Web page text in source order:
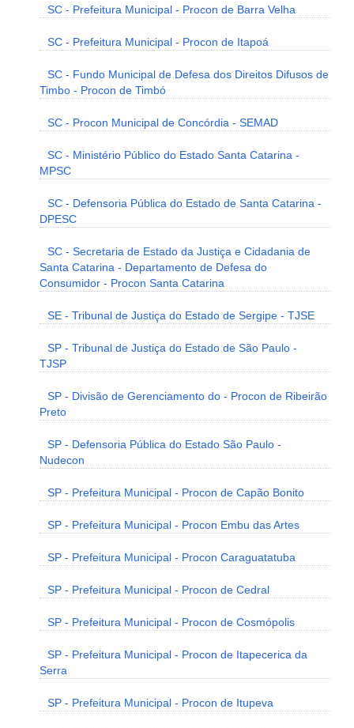
SC - Prefeitura Municipal - Procon de Barra Velha
SC - Prefeitura Municipal - Procon de Itapoá
SC - Fundo Municipal de Defesa dos Direitos Difusos de
Timbo - Procon de Timbó
SC - Procon Municipal de Concórdia - SEMAD
SC - Ministério Público do Estado Santa Catarina -
MPSC
SC - Defensoria Pública do Estado de Santa Catarina -
DPESC
SC - Secretaria de Estado da Justiça e Cidadania de
Santa Catarina - Departamento de Defesa do
Consumidor - Procon Santa Catarina
SE - Tribunal de Justiça do Estado de Sergipe - TJSE
SP - Tribunal de Justiça do Estado de São Paulo -
TJSP
SP - Divisão de Gerenciamento do - Procon de Ribeirão
Preto
SP - Defensoria Pública do Estado São Paulo -
Nudecon
SP - Prefeitura Municipal - Procon de Capão Bonito
SP - Prefeitura Municipal - Procon Embu das Artes
SP - Prefeitura Municipal - Procon Caraguatatuba
SP - Prefeitura Municipal - Procon de Cedral
SP - Prefeitura Municipal - Procon de Cosmópolis
SP - Prefeitura Municipal - Procon de Itapecerica da
Serra
SP - Prefeitura Municipal - Procon de Itupeva